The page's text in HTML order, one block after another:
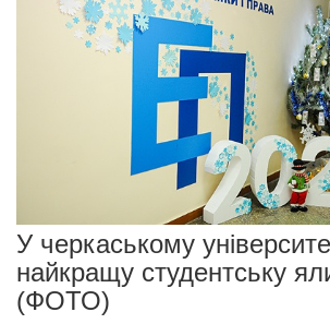
У черкаському
найкращу студентську
(ФОТО)